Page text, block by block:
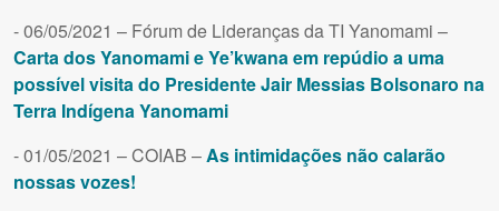
- 06/05/2021 – Fórum de Lideranças da TI Yanomami –
Carta dos Yanomami e Ye’kwana em repúdio a uma
possível visita do Presidente Jair Messias Bolsonaro na
Terra Indígena Yanomami
- 01/05/2021 – COIAB – As intimidações não calarão
nossas vozes!